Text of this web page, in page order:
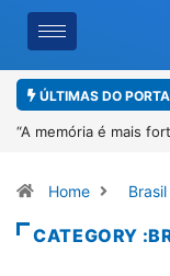
ÚLTIMAS DO
lança 4º Fliparacatu
Home Brasil
CATEGORY